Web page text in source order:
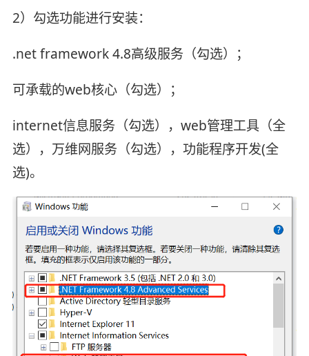
2）勾选功能进行安装：
.net framework 4.8高级服务（勾选）；
可承载的web核心（勾选）；
internet信息服务（勾选），web管理工具（全
选），万维网服务（勾选），功能程序开发(全
选)。